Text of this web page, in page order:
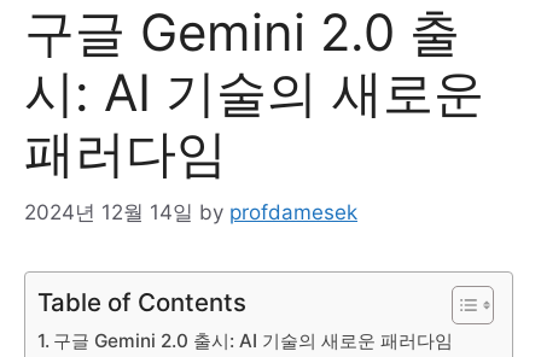
구글 Gemini 2.0 출
시: AI 기술의 새로운
패러다임
2024년 12월 14일 by profdamesek
Table of Contents
구글 Gemini 2.0 출시: AI 기술의 새로운 패러다임